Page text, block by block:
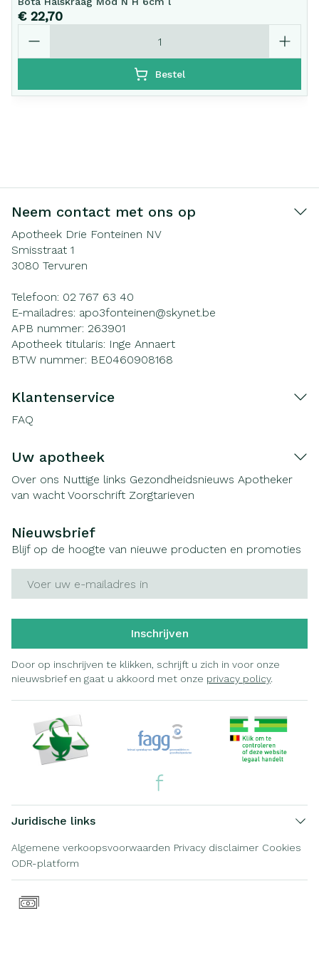
€ 22,70
Bestel
Neem contact met ons op
Apotheek Drie Fonteinen NV
Smisstraat 1
3080 Tervuren
Telefoon: 02 767 63 40
E-mailadres: apo3fonteinen@skynet.be
APB nummer: 263901
Apotheek titularis: Inge Annaert
BTW nummer: BE0460908168
Klantenservice
FAQ
Uw apotheek
Over ons Nuttige links Gezondheidsnieuws Apotheker
van wacht Voorschrift Zorgtarieven
Nieuwsbrief
Blijf op de hoogte van nieuwe producten en promoties
Inschrijven
Door op inschrijven te klikken, schrijft u zich in voor onze
nieuwsbrief en gaat u akkoord met onze privacy policy.
Juridische links
Algemene verkoopsvoorwaarden Privacy disclaimer Cookies
ODR-platform